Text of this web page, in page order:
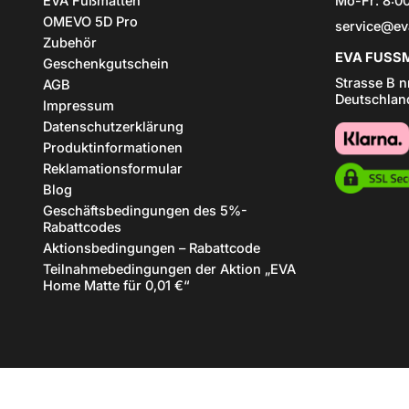
OMEVO 5D Pro
Zubehör
Geschenkgutschein
AGB
Impressum
Datenschutzerklärung
Produktinformationen
Reklamationsformular
Blog
Geschäftsbedingungen des 5%-
Rabattcodes
Aktionsbedingungen – Rabattcode
Teilnahmebedingungen der Aktion „EVA
Home Matte für 0,01 €“
EVA
Strasse B